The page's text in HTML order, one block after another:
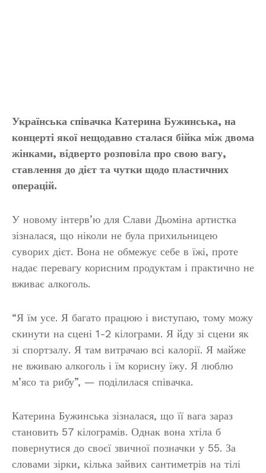
Українська співачка Катерина Бужинська, на
концерті якої нещодавно сталася бійка між двома
жінками, відверто розповіла про свою вагу,
ставлення до дієт та чутки щодо пластичних
операцій.
У новому інтерв’ю для Слави Дьоміна артистка
зізналася, що ніколи не була прихильницею
суворих дієт. Вона не обмежує себе в їжі, проте
надає перевагу корисним продуктам і практично не
вживає алкоголь.
“Я їм усе. Я багато працюю і виступаю, тому можу
скинути на сцені 1-2 кілограми. Я йду зі сцени як
зі спортзалу. Я там витрачаю всі калорії. Я майже
не вживаю алкоголь і їм корисну їжу. Я люблю
м’ясо та рибу”, — поділилася співачка.
Катерина Бужинська зізналася, що її вага зараз
становить 57 кілограмів. Однак вона хтіла б
повернутися до своєї звичної позначки у 55. За
словами зірки, кілька зайвих сантиметрів на тілі